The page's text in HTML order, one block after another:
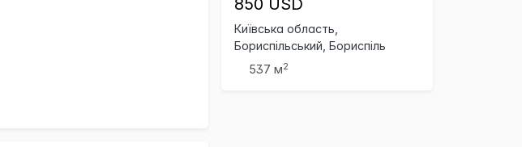
850 USD
Київська область,
Бориспільський, Бориспіль
537 м2